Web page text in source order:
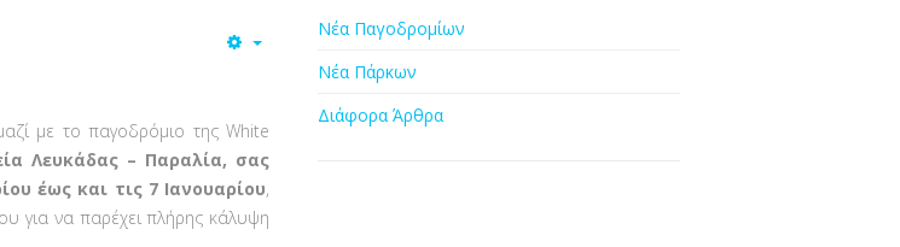
με το παγοδρόμιο της White
Λευκάδας – Παραλία, σας
έως και τις 7 Ιανουαρίου,
για να παρέχει πλήρης κάλυψη
Νέα Παγοδρομίων
Νέα Πάρκων
Διάφορα Άρθρα